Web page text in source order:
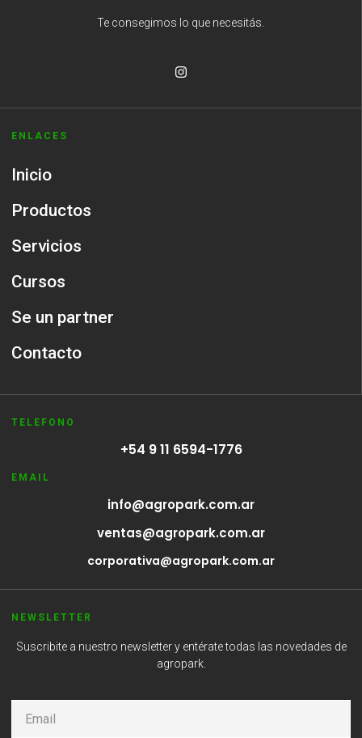
Te consegimos lo que necesitás.
ENLACES
Inicio
Productos
Servicios
Cursos
Se un partner
Contacto
TELEFONO
+54 9 11 6594-1776
EMAIL
info@agropark.com.ar
ventas@agropark.com.ar
corporativa@agropark.com.ar
NEWSLETTER
Suscribite a nuestro newsletter y entérate todas las novedades de
agropark.